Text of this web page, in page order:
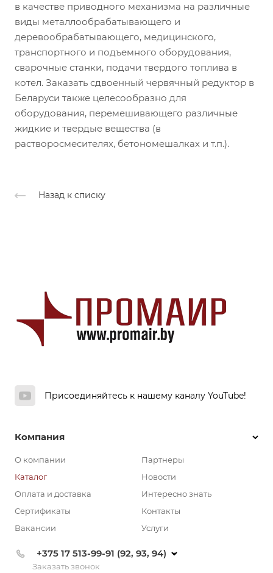
в качестве приводного механизма на различные
виды металлообрабатывающего и
деревообрабатывающего, медицинского,
транспортного и подъемного оборудования,
сварочные станки, подачи твердого топлива в
котел. Заказать сдвоенный червячный редуктор в
Беларуси также целесообразно для
оборудования, перемешивающего различные
жидкие и твердые вещества (в
растворосмесителях, бетономешалках и т.п.).
Назад к списку
Присоединяйтесь к нашему каналу YouTube!
Компания
О компании
Каталог
Оплата и доставка
Сертификаты
Вакансии
Партнеры
Новости
Интересно знать
Контакты
Услуги
+375 17 513-99-91 (92, 93, 94)
Заказать звонок